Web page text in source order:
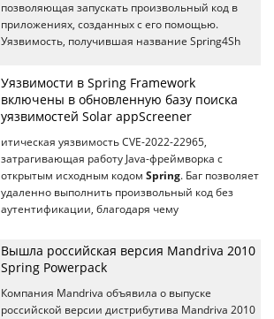
позволяющая запускать произвольный код в
приложениях, созданных с его помощью.
Уязвимость, получившая название Spring4Sh
Уязвимости в Spring Framework
включены в обновленную базу поиска
уязвимостей Solar appScreener
итическая уязвимость CVE-2022-22965,
затрагивающая работу Java-фреймворка с
открытым исходным кодом Spring. Баг позволяет
удаленно выполнить произвольный код без
аутентификации, благодаря чему
Вышла российская версия Mandriva 2010
Spring Powerpack
Компания Mandriva объявила о выпуске
российской версии дистрибутива Mandriva 2010